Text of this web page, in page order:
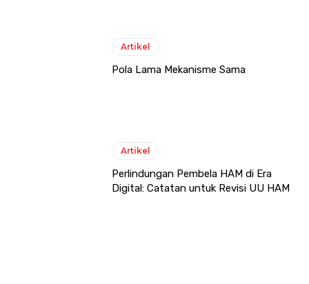
Artikel
Pola Lama Mekanisme Sama
Artikel
Perlindungan Pembela HAM di Era
Digital: Catatan untuk Revisi UU HAM